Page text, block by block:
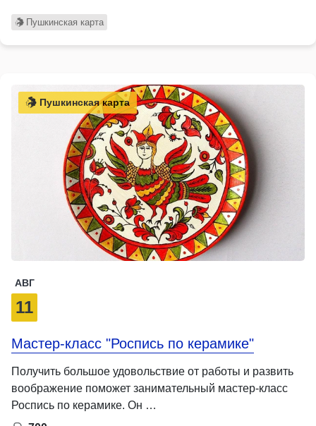
Пушкинская карта
Пушкинская карта
АВГ
11
Мастер-класс "Роспись по керамике"
Получить большое удовольствие от работы и развить
воображение поможет занимательный мастер-класс
Роспись по керамике. Он …